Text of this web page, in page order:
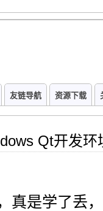
友链导航 资源下载
Qt开发环
真是学了丢